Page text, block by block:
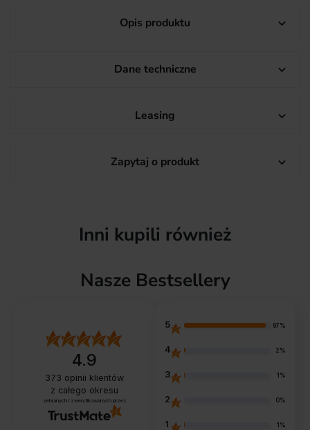
Opis produktu 
Dane techniczne 
Leasing 
Zapytaj o produkt 
Inni kupili również
Nasze Bestsellery
4.9
373 opinii klientów
z całego okresu
zebranych i zweryfikowanych przez
5 97%
4 2%
3 1%
2 0%
1 1%